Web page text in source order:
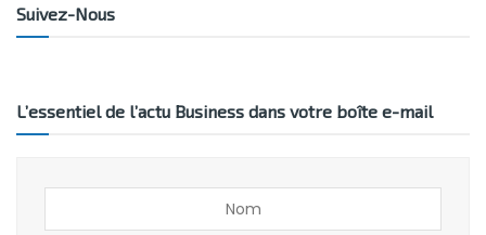
Suivez-Nous
L’essentiel de l’actu Business dans votre boîte e-mail